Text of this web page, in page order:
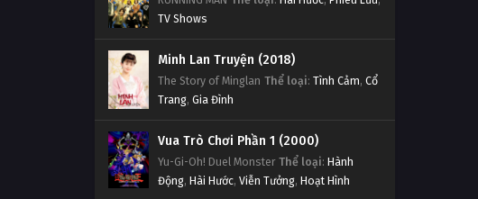
TV Shows
Minh Lan Truyện (2018)
The Story of Minglan Thể loại: Tình Cảm, Cổ
Trang, Gia Đình
Vua Trò Chơi Phần 1 (2000)
Yu-Gi-Oh! Duel Monster Thể loại: Hành
Động, Hài Hước, Viễn Tưởng, Hoạt Hình